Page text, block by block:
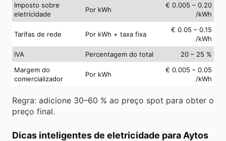
Imposto sobre
eletricidade
Por kWh
€ 0.005 – 0.20
/kWh
Tarifas de rede Por kWh + taxa fixa
€ 0.05 – 0.15
/kWh
IVA
Percentagem do total
20 – 25 %
Margem do
comercializador
Por kWh
€ 0.005 – 0.05
/kWh
Regra: adicione 30–60 % ao preço spot para obter o
preço final.
Dicas inteligentes de eletricidade para Aytos